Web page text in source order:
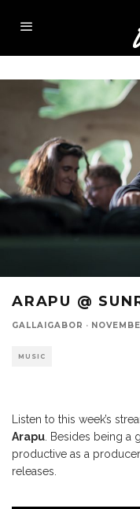
ARAPU @
GALLAIGABOR ·
MUSIC
Listen to this week’s
Arapu. Besides being a
productive as a
releases.